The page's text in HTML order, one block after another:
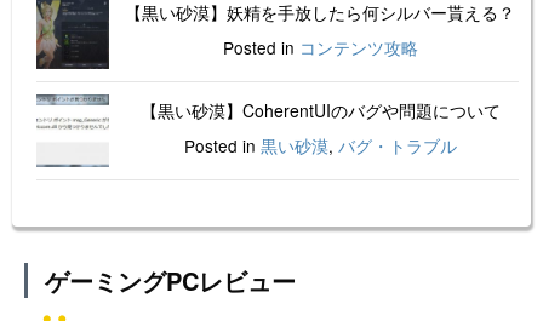
【黒い砂漠】妖精を手放したら何シルバー貰える？
Posted in コンテンツ攻略
【黒い砂漠】CoherentUIのバグや問題について
Posted in 黒い砂漠, バグ・トラブル
ゲーミングPCレビュー